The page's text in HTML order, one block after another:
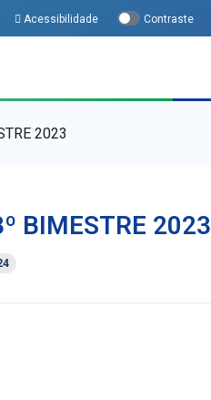
Acessibilidade Contraste
2023
BIMESTRE 2023